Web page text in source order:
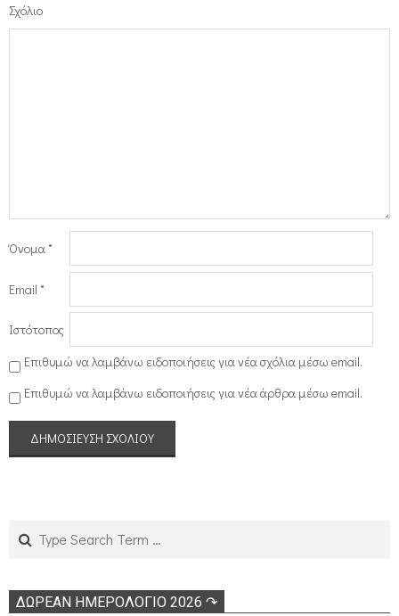
Σχόλιο
Όνομα*
Email *
Ιστότοπος
Επιθυμώ να λαμβάνω ειδοποιήσεις για νέα σχόλια μέσω email.
Επιθυμώ να λαμβάνω ειδοποιήσεις για νέα άρθρα μέσω email.
ΔΩΡΕΑΝ ΗΜΕΡΟΛΟΓΙΟ 2026 ↷